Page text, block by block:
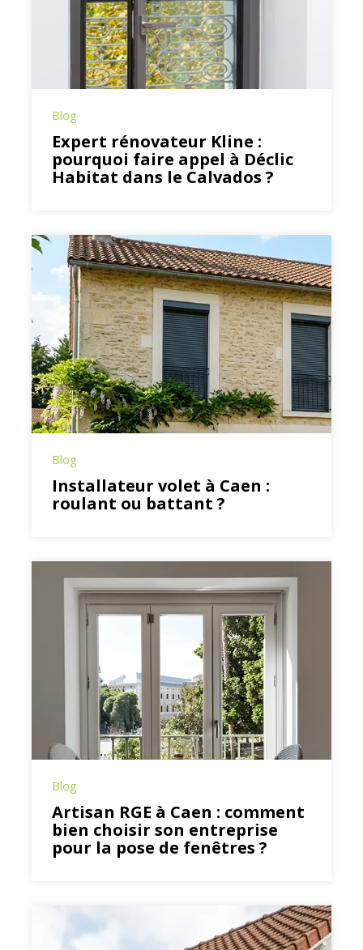
Blog
Expert rénovateur Kline :
pourquoi faire appel à Déclic
Habitat dans le Calvados ?
Blog
Installateur volet à Caen :
roulant ou battant ?
Blog
Artisan RGE à Caen : comment
bien choisir son entreprise
pour la pose de fenêtres ?